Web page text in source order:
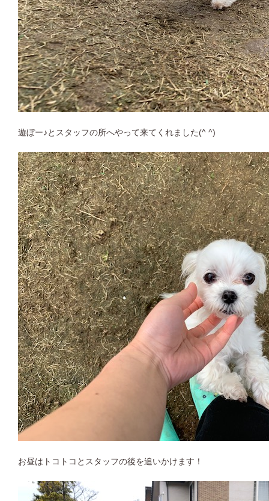
遊ぼー♪とスタッフの所へやって来てくれました(^ ^)
お昼はトコトコとスタッフの後を追いかけます！